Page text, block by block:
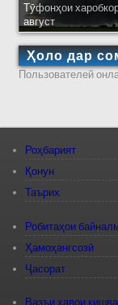
Тӯфонҳои
август
Ҳоло дар
Пользователей
Роҳбарият
Қонун
Таърих
Робитаҳои
Ҳамоҳангсозӣ
Ҷасорат
Вазъи ҳавои